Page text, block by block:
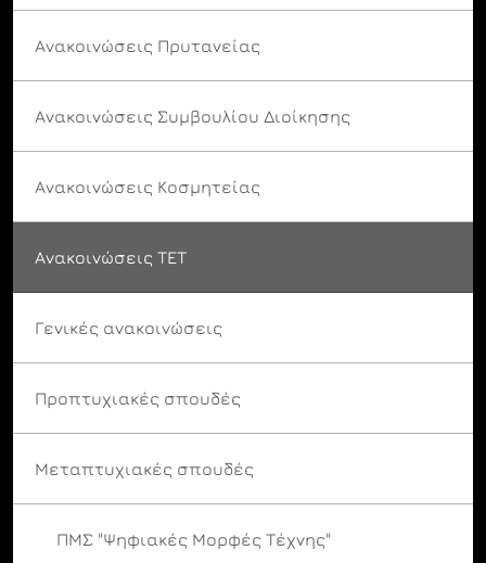
Ανακοινώσεις Πρυτανείας
Ανακοινώσεις Συμβουλίου Διοίκησης
Ανακοινώσεις Κοσμητείας
Ανακοινώσεις ΤΕΤ
Γενικές ανακοινώσεις
Προπτυχιακές σπουδές
Μεταπτυχιακές σπουδές
ΠΜΣ "Ψηφιακές Μορφές Τέχνης"